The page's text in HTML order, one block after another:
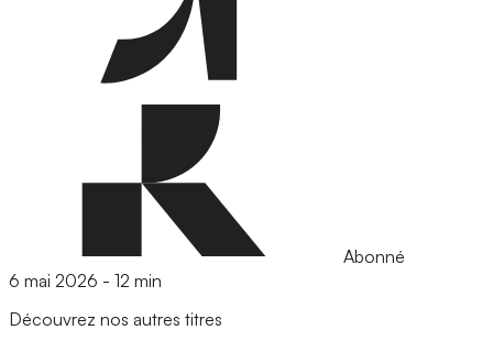
Abonné
6 mai 2026 - 12 min
Découvrez nos autres titres